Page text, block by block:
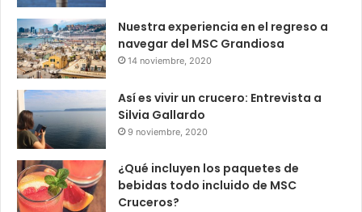
Nuestra experiencia en el regreso a
navegar del MSC Grandiosa
14 noviembre, 2020
Así es vivir un crucero: Entrevista a
Silvia Gallardo
9 noviembre, 2020
¿Qué incluyen los paquetes de
bebidas todo incluido de MSC
Cruceros?